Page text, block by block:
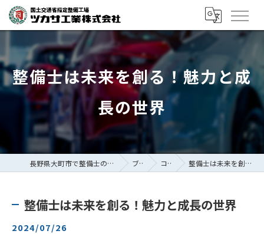
整備士は未来を創る！魅力と成
長の世界
長野県大町市で整備士の求人ならツカサ工業株式会社 ブログ コラム 整備士は未来を創る！魅力と成長の世界
整備士は未来を創る！魅力と成長の世界
2024/07/26